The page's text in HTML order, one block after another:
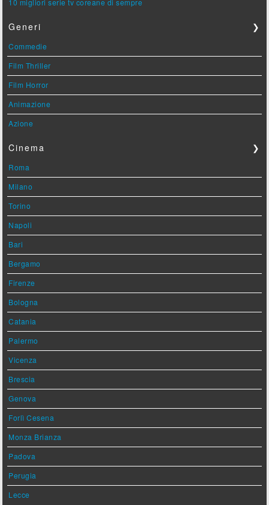
10 migliori serie tv coreane di sempre
Generi ❯
Commedie
Film Thriller
Film Horror
Animazione
Azione
Cinema ❯
Roma
Milano
Torino
Napoli
Bari
Bergamo
Firenze
Bologna
Catania
Palermo
Vicenza
Brescia
Genova
Forlì Cesena
Monza Brianza
Padova
Perugia
Lecce